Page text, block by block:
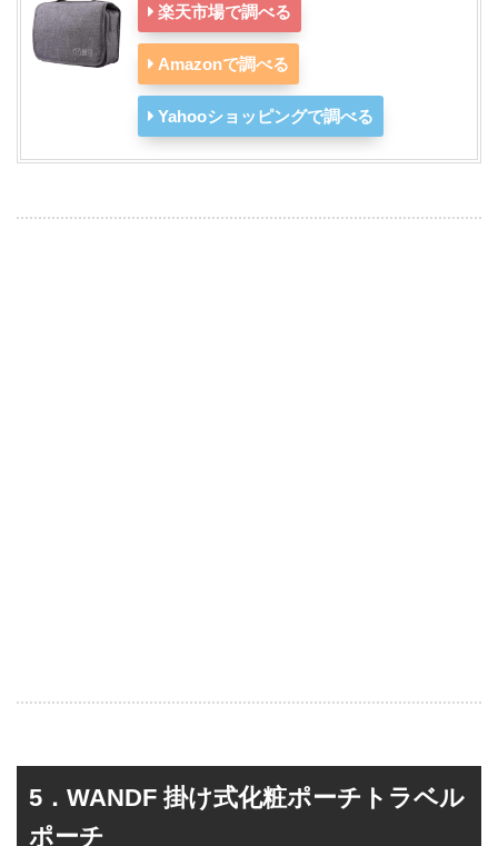
楽天市場で調べる
Amazonで調べる
Yahooショッピングで調べる
5．WANDF 掛け式化粧ポーチトラベル
ポーチ